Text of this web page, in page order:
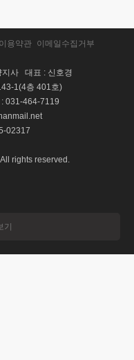
용약관 이메일수집거부
지사 대표 : 신호경
1(4층 401호)
031-464-7119
02317
All rights reserved.